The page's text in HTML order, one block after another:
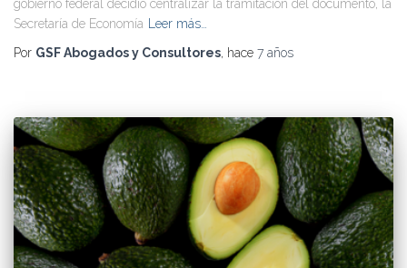
gobierno federal decidió centralizar la tramitación del documento, la
Secretaría de Economía Leer más…
Por GSF Abogados y Consultores, hace 7 años